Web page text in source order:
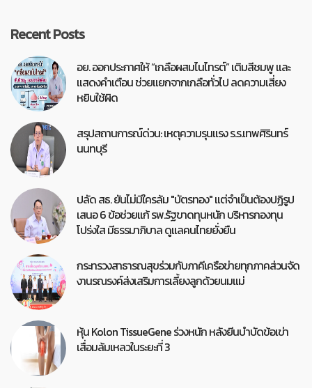
Recent Posts
อย. ออกประกาศให้ “เกลือผสมไนไทรต์” เติมสีชมพู และ
แสดงคำเตือน ช่วยแยกจากเกลือทั่วไป ลดความเสี่ยง
หยิบใช้ผิด
สรุปสถานการณ์ด่วน: เหตุความรุนแรง ร.ร.เทพศิรินทร์
นนทบุรี
ปลัด สธ. ยันไม่มีใครล้ม "บัตรทอง" แต่จำเป็นต้องปฏิรูป
เสนอ 6 ข้อช่วยแก้ รพ.รัฐขาดทุนหนัก บริหารกองทุน
โปร่งใส มีธรรมาภิบาล ดูแลคนไทยยั่งยืน
กระทรวงสาธารณสุขร่วมกับภาคีเครือข่ายทุกภาคส่วนจัด
งานรณรงค์ส่งเสริมการเลี้ยงลูกด้วยนมแม่
หุ้น Kolon TissueGene ร่วงหนัก หลังยีนบำบัดข้อเข่า
เสื่อมล้มเหลวในระยะที่ 3